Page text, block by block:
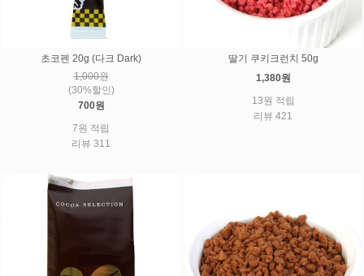
초코펜 20g (다크 Dark)
1,000원
(30%할인)
700원
7원 적립
리뷰 311
딸기 쿠키크런치 50g
1,380원
13원 적립
리뷰 421